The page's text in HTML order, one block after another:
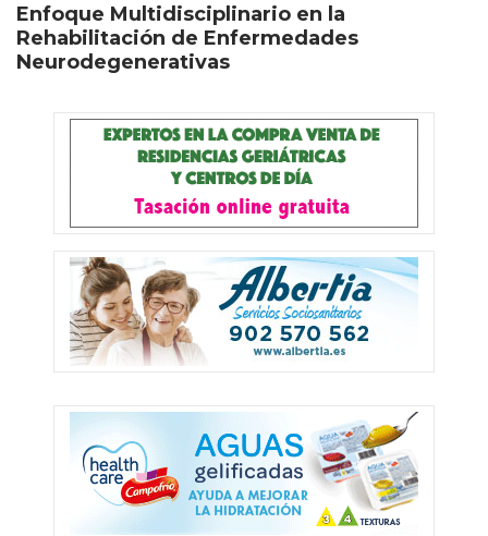
Enfoque Multidisciplinario en la
Rehabilitación de Enfermedades
Neurodegenerativas